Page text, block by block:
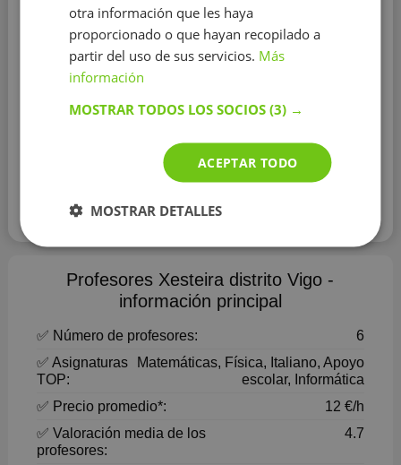
todos los niveles: desde primaria hasta algunos
grados universitarios, también para preparar la
selectividad. Pregúntame sin compromiso!Soy
estudiante del grado en Física de último año con una
gran vocación por la ciencia y por la enseñanza, por ello
alumnos conecten más con estas asignaturas.
Contactar con el tutor
Leer más
Profesores Xesteira distrito Vigo -
información principal
✅ Número de profesores:
6
✅ Asignaturas
TOP:
Matemáticas, Física, Italiano, Apoyo
escolar, Informática
✅ Precio promedio*:
12 €/h
✅ Valoración media de los
profesores:
4.7
otra información que les haya
proporcionado o que hayan recopilado a
partir del uso de sus servicios. Más
información
MOSTRAR TODOS LOS SOCIOS(3) →
ACEPTAR TODO
MOSTRAR DETALLES